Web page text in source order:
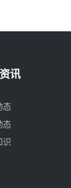
讯
态
态
识